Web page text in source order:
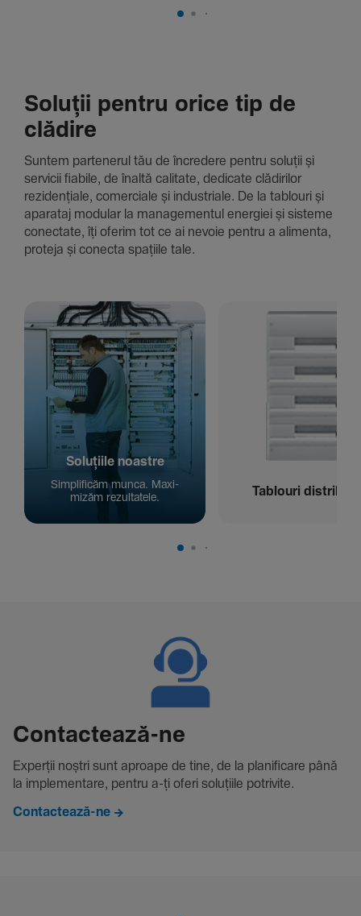
Soluții pentru orice tip de
clădire
Suntem parte­nerul tău de încre­dere pentru soluții și
servicii fiabile, de înaltă cali­tate, dedi­cate clădi­rilor
rezi­den­țiale, comer­ciale și indus­triale. De la tablouri și
aparataj modular la managementul energiei și sisteme
conec­tate, îți oferim tot ce ai nevoie pentru a alimenta,
proteja și conecta spațiile tale.
Solu­țiile noastre
Simpli­ficăm munca. Maxi­
mizăm rezul­ta­tele.
Tablouri
Contac­tează-ne
Experții noștri sunt aproape de tine, de la plani­fi­care până
la imple­men­tare, pentru a-ți oferi solu­țiile potri­vite.
Contactează-ne